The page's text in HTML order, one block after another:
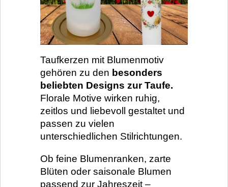
Taufkerzen mit Blumenmotiv
gehören zu den besonders
beliebten Designs zur Taufe.
Florale Motive wirken ruhig,
zeitlos und liebevoll gestaltet und
passen zu vielen
unterschiedlichen Stilrichtungen.
Ob feine Blumenranken, zarte
Blüten oder saisonale Blumen
passend zur Jahreszeit –